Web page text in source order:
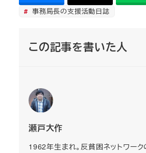
事務局長の支援活動日誌
この記事を書いた人
瀬戸大作
1962年生まれ。反貧困ネットワー